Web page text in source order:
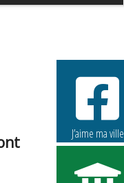
J’aime ma ville